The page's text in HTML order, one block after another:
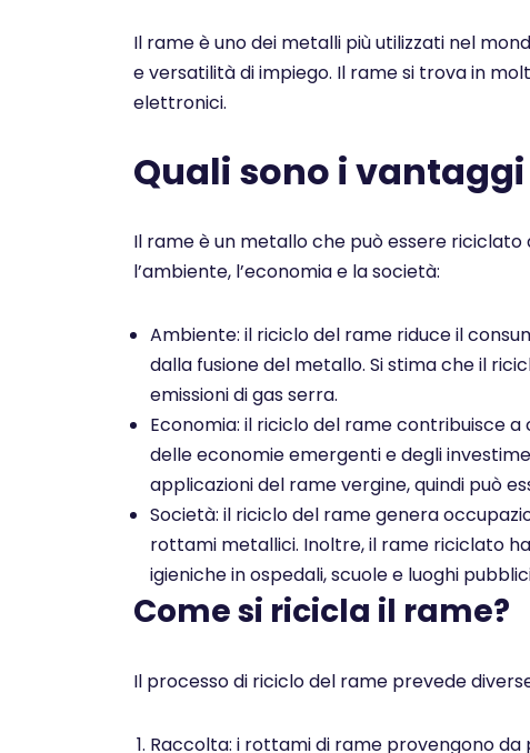
Il rame è uno dei metalli più utilizzati nel
e versatilità di impiego. Il rame si trova in
elettronici.
Quali sono i
Il rame è un metallo che può essere
l’ambiente, l’economia e la società:
Ambiente: il riciclo del rame riduce il
dalla fusione del metallo. Si stima che il
emissioni di gas serra.
Economia: il riciclo del rame contribuisce
delle economie emergenti e degli
applicazioni del rame vergine, quindi può
Società: il riciclo del rame genera
rottami metallici. Inoltre, il rame riciclato
igieniche in ospedali, scuole e luoghi
Come si ricicla il rame?
Il processo di riciclo del rame prevede
Raccolta: i rottami di rame provengono